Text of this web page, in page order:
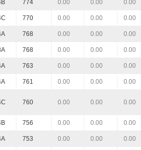
774 0.00 0.00 0.00
770 0.00 0.00 0.00
768 0.00 0.00 0.00
768 0.00 0.00 0.00
763 0.00 0.00 0.00
761 0.00 0.00 0.00
760 0.00 0.00 0.00
756 0.00 0.00 0.00
753 0.00 0.00 0.00